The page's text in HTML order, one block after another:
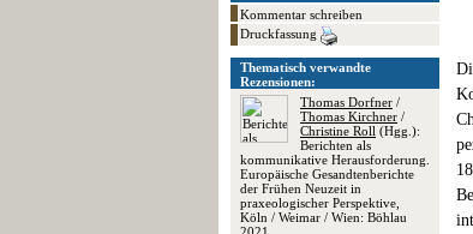
Kommentar schreiben
Druckfassung
Thematisch verwandte
Rezensionen:
Thomas Dorfner /
Thomas Kirchner /
Christine Roll (Hgg.):
Berichten als
kommunikative Herausforderung.
Europäische Gesandtenberichte
der Frühen Neuzeit in
praxeologischer Perspektive,
Köln / Weimar / Wien: Böhlau